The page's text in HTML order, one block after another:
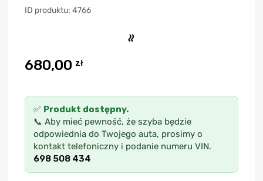
ID produktu: 4766
680,00 zł
✅ Produkt dostępny.
📞 Aby mieć pewność, że szyba będzie
odpowiednia do Twojego auta, prosimy o
kontakt telefoniczny i podanie numeru VIN.
698 508 434